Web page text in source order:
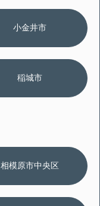
小金井市
稲城市
相模原市中央区